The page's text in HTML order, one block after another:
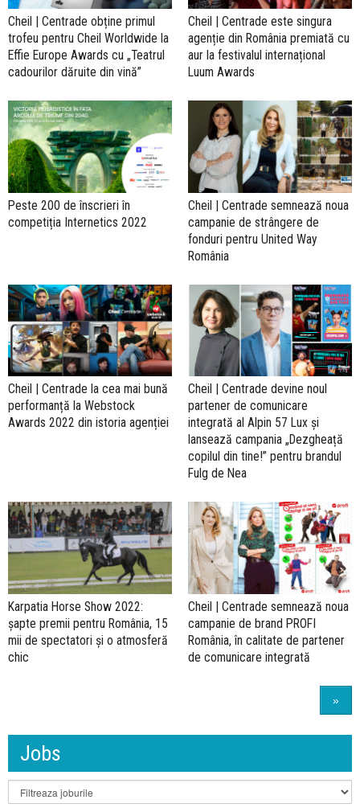
Cheil | Centrade obține primul
trofeu pentru Cheil Worldwide la
Effie Europe Awards cu „Teatrul
cadourilor dăruite din vină”
Cheil | Centrade este singura
agenție din România premiată cu
aur la festivalul internațional
Luum Awards
Peste 200 de înscrieri în
competiția Internetics 2022
Cheil | Centrade semnează noua
campanie de strângere de
fonduri pentru United Way
România
Cheil | Centrade la cea mai bună
performanță la Webstock
Awards 2022 din istoria agenției
Cheil | Centrade devine noul
partener de comunicare
integrată al Alpin 57 Lux și
lansează campania „Dezgheață
copilul din tine!” pentru brandul
Fulg de Nea
Karpatia Horse Show 2022:
șapte premii pentru România, 15
mii de spectatori și o atmosferă
chic
Cheil | Centrade semnează noua
campanie de brand PROFI
România, în calitate de partener
de comunicare integrată
»
Jobs